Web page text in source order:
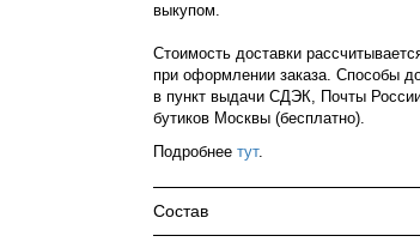
выкупом.
Стоимость доставки
при оформлении заказа. Способы
в пункт выдачи СДЭК, Почты
бутиков Москвы (бесплатно).
Подробнее тут.
Состав